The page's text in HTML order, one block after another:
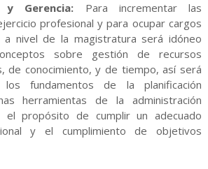
Gerencia: Para incrementar las
profesional y para ocupar cargos
a nivel de la magistratura será idóneo
sobre gestión de recursos
de conocimiento, y de tiempo, así será
los fundamentos de la planificación
herramientas de la administración
el propósito de cumplir un adecuado
y el cumplimiento de objetivos